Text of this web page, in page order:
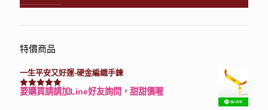
特價商品
一生平安又好運-硬金編織手鍊
評分7740滿分 5
要購買請請加Line好友詢問，甜甜價喔